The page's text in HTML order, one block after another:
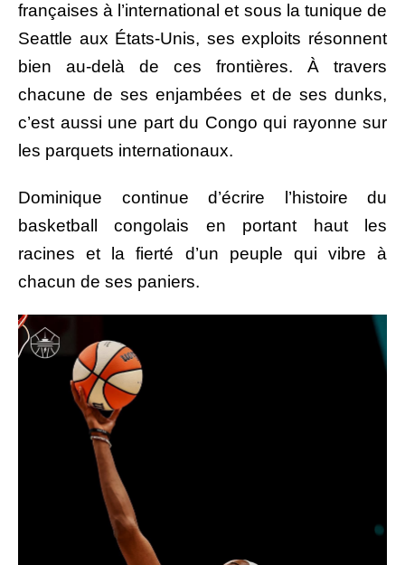
françaises à l’international et sous la tunique de
Seattle aux États-Unis, ses exploits résonnent
bien au-delà de ces frontières. À travers
chacune de ses enjambées et de ses dunks,
c’est aussi une part du Congo qui rayonne sur
les parquets internationaux.
Dominique continue d’écrire l’histoire du
basketball congolais en portant haut les
racines et la fierté d’un peuple qui vibre à
chacun de ses paniers.